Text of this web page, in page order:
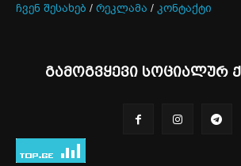
ჩვენ შესახებ / რეკლამა / კონტაქტი
გამოგვყევი სოციალურ